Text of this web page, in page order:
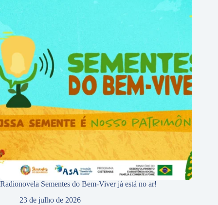
Radionovela Sementes do Bem-Viver já está no ar!
23 de julho de 2026